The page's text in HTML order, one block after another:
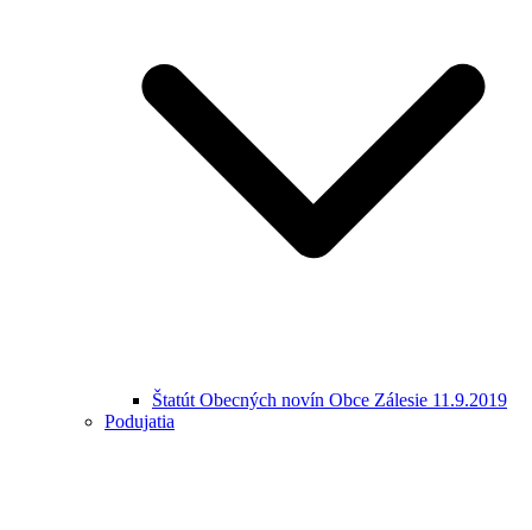
Štatút Obecných novín Obce Zálesie 11.9.2019
Podujatia